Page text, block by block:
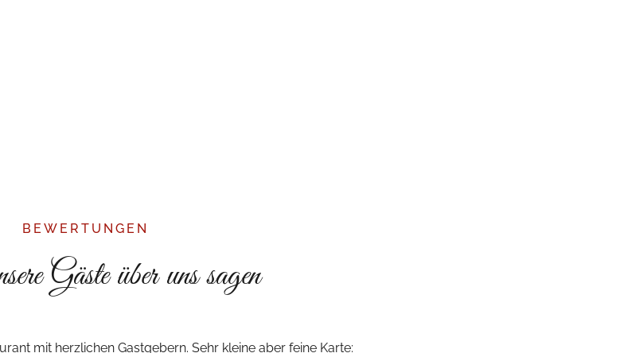
BEWERTUNGEN
Gäste über uns sagen
mit herzlichen Gastgebern. Sehr kleine aber feine Karte: